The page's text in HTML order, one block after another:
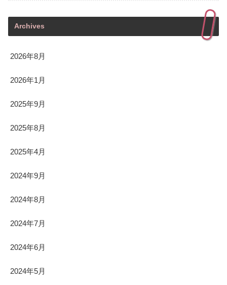
Archives
2026年8月
2026年1月
2025年9月
2025年8月
2025年4月
2024年9月
2024年8月
2024年7月
2024年6月
2024年5月